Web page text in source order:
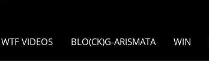
WTF VIDEOS BLO(CK)G-ARISMATA WIN